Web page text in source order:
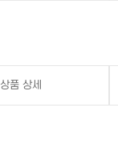
상품 상세